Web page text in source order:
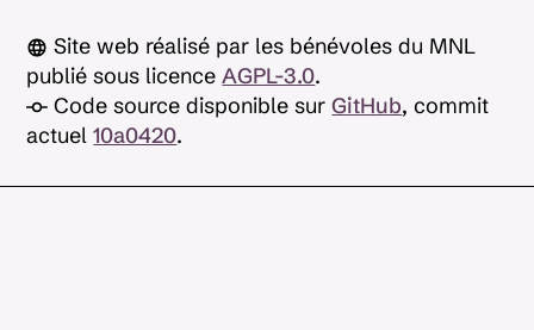
Site web réalisé par les bénévoles du MNL
publié sous licenceAGPL-3.0.
Code source disponible surGitHub, commit
actuel10a0420.